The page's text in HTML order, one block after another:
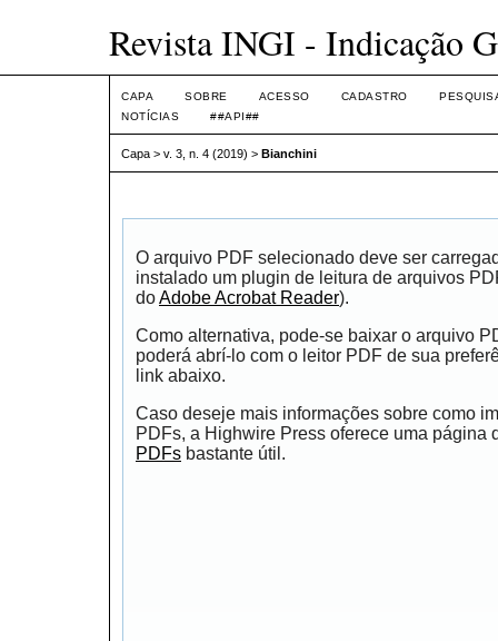
Revista INGI - Indicação
CAPA SOBRE ACESSO CADASTRO
NOTÍCIAS
##API##
Capa > v. 3, n. 4 (2019) > Bianchini
O arquivo PDF selecionado deve ser
instalado um plugin de leitura de arquivos
doAdobe Acrobat Reader).
Como alternativa, pode-se baixar o arquivo
poderá abrí-lo com o leitor PDF de sua
link abaixo.
Caso deseje mais informações sobre como
PDFs, a Highwire Press oferece uma página
PDFs bastante útil.